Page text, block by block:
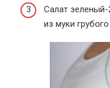
Салат зеленый-
из муки